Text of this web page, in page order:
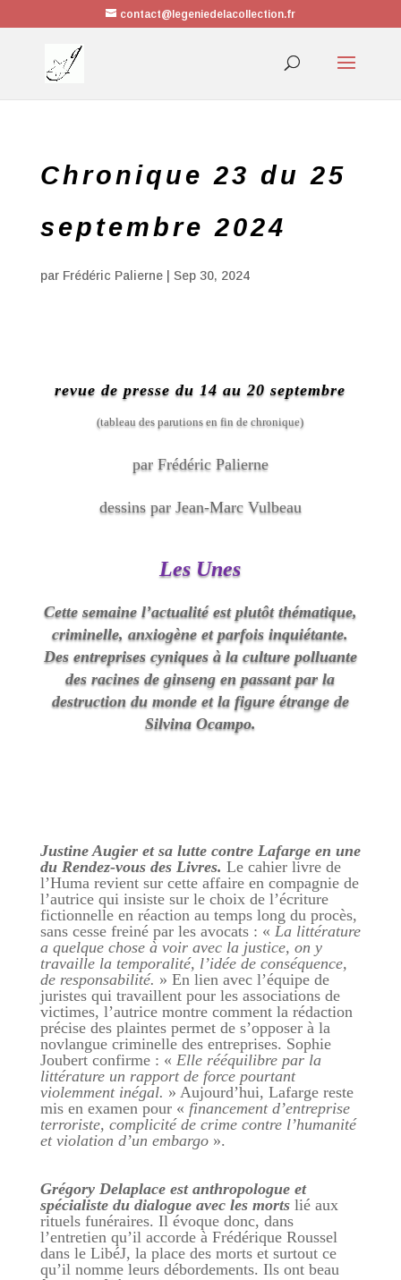
contact@legeniedelacollection.fr
Chronique 23 du 25
septembre 2024
par Frédéric Palierne| Sep 30, 2024
revue de presse du 14 au 20 septembre
(tableau des parutions en fin de chronique)
par Frédéric Palierne
dessins par Jean-Marc Vulbeau
Les Unes
Cette semaine l’actualité est plutôt thématique,
criminelle, anxiogène et parfois inquiétante.
Des entreprises cyniques à la culture polluante
des racines de ginseng en passant par la
destruction du monde et la figure étrange de
Silvina Ocampo.
Justine Augier et sa lutte contre Lafarge en une
du Rendez-vous des Livres. Le cahier livre de
l’Huma revient sur cette affaire en compagnie de
l’autrice qui insiste sur le choix de l’écriture
fictionnelle en réaction au temps long du procès,
sans cesse freiné par les avocats : « La littérature
a quelque chose à voir avec la justice, on y
travaille la temporalité, l’idée de conséquence,
de responsabilité. » En lien avec l’équipe de
juristes qui travaillent pour les associations de
victimes, l’autrice montre comment la rédaction
précise des plaintes permet de s’opposer à la
novlangue criminelle des entreprises. Sophie
Joubert confirme : « Elle rééquilibre par la
littérature un rapport de force pourtant
violemment inégal. » Aujourd’hui, Lafarge reste
mis en examen pour « financement d’entreprise
terroriste, complicité de crime contre l’humanité
et violation d’un embargo».
Grégory Delaplace est anthropologue et
spécialiste du dialogue avec les mortslié aux
rituels funéraires. Il évoque donc, dans
l’entretien qu’il accorde à Frédérique Roussel
dans le LibéJ, la place des morts et surtout ce
qu’il nomme leurs débordements. Ils ont beau